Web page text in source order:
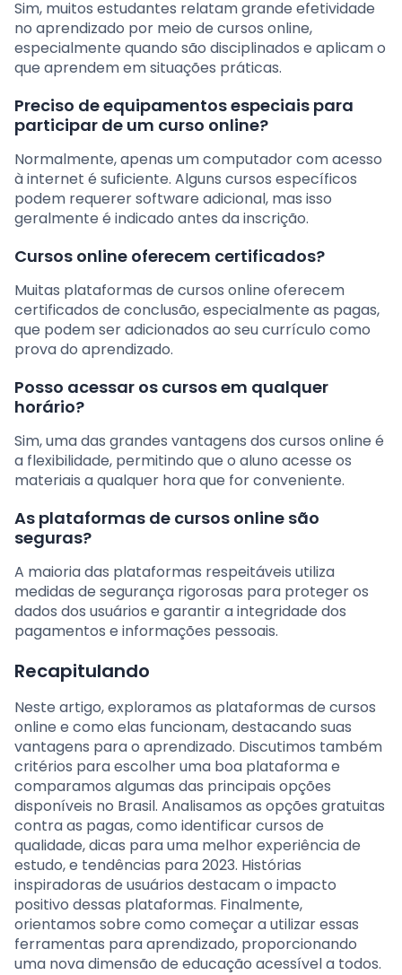
Sim, muitos estudantes relatam grande efetividade
no aprendizado por meio de cursos online,
especialmente quando são disciplinados e aplicam o
que aprendem em situações práticas.
Preciso de equipamentos especiais para
participar de um curso online?
Normalmente, apenas um computador com acesso
à internet é suficiente. Alguns cursos específicos
podem requerer software adicional, mas isso
geralmente é indicado antes da inscrição.
Cursos online oferecem certificados?
Muitas plataformas de cursos online oferecem
certificados de conclusão, especialmente as pagas,
que podem ser adicionados ao seu currículo como
prova do aprendizado.
Posso acessar os cursos em qualquer
horário?
Sim, uma das grandes vantagens dos cursos online é
a flexibilidade, permitindo que o aluno acesse os
materiais a qualquer hora que for conveniente.
As plataformas de cursos online são
seguras?
A maioria das plataformas respeitáveis utiliza
medidas de segurança rigorosas para proteger os
dados dos usuários e garantir a integridade dos
pagamentos e informações pessoais.
Recapitulando
Neste artigo, exploramos as plataformas de cursos
online e como elas funcionam, destacando suas
vantagens para o aprendizado. Discutimos também
critérios para escolher uma boa plataforma e
comparamos algumas das principais opções
disponíveis no Brasil. Analisamos as opções gratuitas
contra as pagas, como identificar cursos de
qualidade, dicas para uma melhor experiência de
estudo, e tendências para 2023. Histórias
inspiradoras de usuários destacam o impacto
positivo dessas plataformas. Finalmente,
orientamos sobre como começar a utilizar essas
ferramentas para aprendizado, proporcionando
uma nova dimensão de educação acessível a todos.